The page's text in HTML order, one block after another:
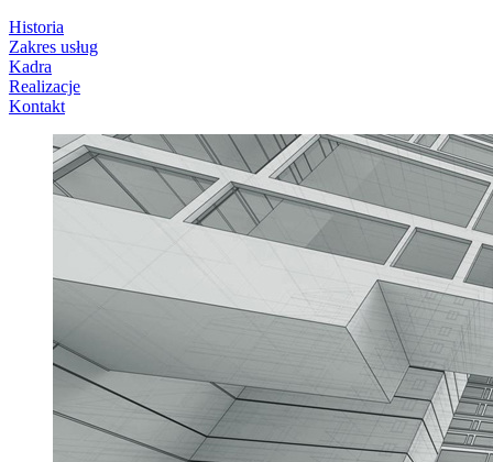
Historia
Zakres usług
Kadra
Realizacje
Kontakt